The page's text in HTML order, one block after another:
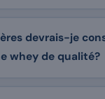
devrais-je
whey de qualité?